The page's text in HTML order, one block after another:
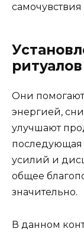
ритуалов
Они
энергией,
улучшают
последующая
усилий и
общее
значительно.
В данном